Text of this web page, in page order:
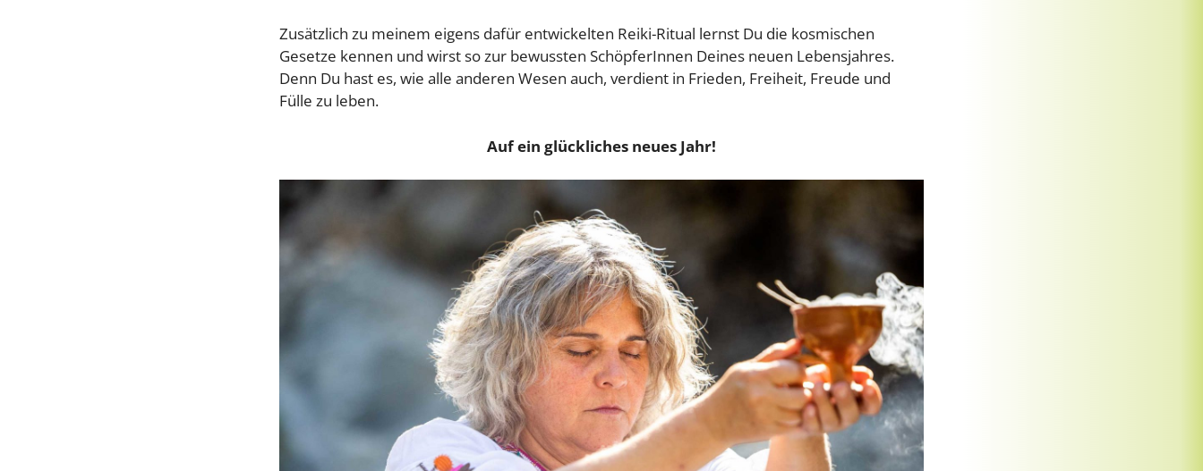
Zusätzlich zu meinem eigens dafür entwickelten Reiki-Ritual lernst Du die kosmischen
Gesetze kennen und wirst so zur bewussten SchöpferInnen Deines neuen Lebensjahres.
Denn Du hast es, wie alle anderen Wesen auch, verdient in Frieden, Freiheit, Freude und
Fülle zu leben.
Auf ein glückliches neues Jahr!